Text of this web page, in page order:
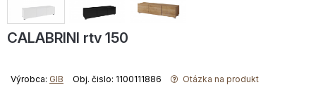
CALABRINI rtv 150
Výrobca: GIB Obj. čislo: 1100111886 Otázka na produkt